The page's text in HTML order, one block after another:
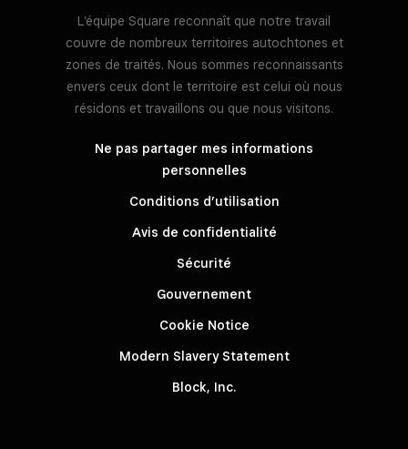
L’équipe Square reconnaît que notre travail
couvre de nombreux territoires autochtones et
zones de traités. Nous sommes reconnaissants
envers ceux dont le territoire est celui où nous
résidons et travaillons ou que nous visitons.
Ne pas partager mes informations
personnelles
Conditions d’utilisation
Avis de confidentialité
Sécurité
Gouvernement
Cookie Notice
Modern Slavery Statement
Block, Inc.